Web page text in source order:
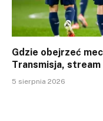
Gdzie obejrzeć
Transmisja,
5 sierpnia 2026